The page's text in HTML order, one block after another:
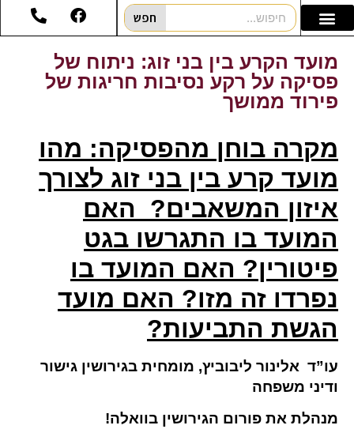
חפש
מועד הקרע בין בני זוג: ניתוח של
פסיקה על רקע נסיבות חריגות של
פירוד ממושך
מקרה בוחן מהפסיקה: מהו
מועד קרע בין בני זוג לצורך
איזון המשאבים? האם
המועד בו התגרשו בגט
פיטורין? האם המועד בו
נפרדו זה מזו? האם מועד
הגשת התביעות?
עו”ד אלינור ליבוביץ, מומחית בגירושין גישור
ודיני משפחה
מנהלת את פורום הגירושין בוואלה!